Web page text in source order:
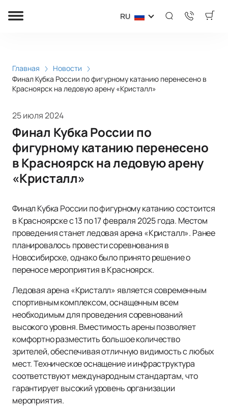
RU
Главная
Новости
Финал Кубка России по фигурному катанию перенесено в
Красноярск на ледовую арену «Кристалл»
25 июля 2024
Финал Кубка России по
фигурному катанию перенесено
в Красноярск на ледовую арену
«Кристалл»
Финал Кубка России по фигурному катанию состоится
в Красноярске с 13 по 17 февраля 2025 года. Местом
проведения станет ледовая арена «Кристалл». Ранее
планировалось провести соревнования в
Новосибирске, однако было принято решение о
переносе мероприятия в Красноярск.
Ледовая арена «Кристалл» является современным
спортивным комплексом, оснащенным всем
необходимым для проведения соревнований
высокого уровня. Вместимость арены позволяет
комфортно разместить большое количество
зрителей, обеспечивая отличную видимость с любых
мест. Техническое оснащение и инфраструктура
соответствуют международным стандартам, что
гарантирует высокий уровень организации
мероприятия.